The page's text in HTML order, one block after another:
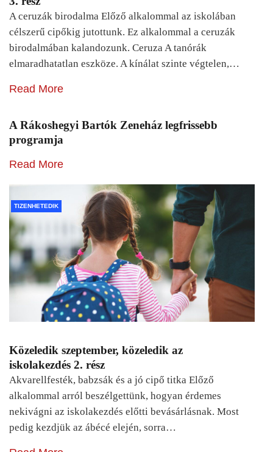
A ceruzák birodalma Előző alkalommal az iskolában
célszerű cipőkig jutottunk. Ez alkalommal a ceruzák
birodalmában kalandozunk. Ceruza A tanórák
elmaradhatatlan eszköze. A kínálat szinte végtelen,…
Read More
A Rákoshegyi Bartók Zeneház legfrissebb
programja
Read More
TIZENHETEDIK
Közeledik szeptember, közeledik az
iskolakezdés 2. rész
Akvarellfesték, babzsák és a jó cipő titka Előző
alkalommal arról beszélgettünk, hogyan érdemes
nekivágni az iskolakezdés előtti bevásárlásnak. Most
pedig kezdjük az ábécé elején, sorra…